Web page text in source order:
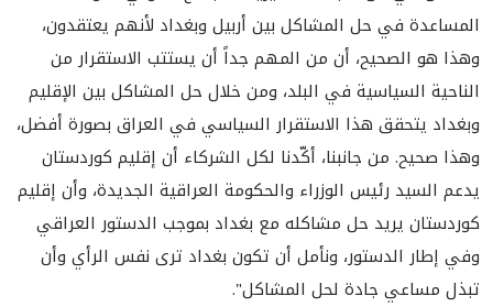
المساعدة في حل المشاكل بين أربيل وبغداد لأنهم يعتقدون،
وهذا هو الصحيح، أن من المهم جداً أن يستتب الاستقرار من
الناحية السياسية في البلد، ومن خلال حل المشاكل بين الإقليم
وبغداد يتحقق هذا الاستقرار السياسي في العراق بصورة أفضل،
وهذا صحيح. من جانبنا، أكّدنا لكل الشركاء أن إقليم كوردستان
يدعم السيد رئيس الوزراء والحكومة العراقية الجديدة، وأن إقليم
كوردستان يريد حل مشاكله مع بغداد بموجب الدستور العراقي
وفي إطار الدستور، ونأمل أن تكون بغداد ترى نفس الرأي وأن
تبذل مساعي جادة لحل المشاكل".